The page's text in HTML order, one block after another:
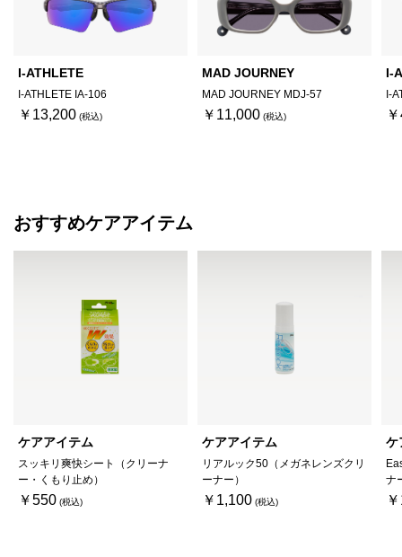
I-ATHLETE
I-ATHLETE IA-106
￥13,200
MAD JOURNEY
MAD JOURNEY MDJ-57
￥11,000
I-
I-
おすすめケアアイテム
ケアアイテム
スッキリ爽快シート（クリーナ
ー・くもり止め）
￥550
ケアアイテム
リアルック50（メガネレンズクリ
ーナー）
￥1,100
ケ
ナ